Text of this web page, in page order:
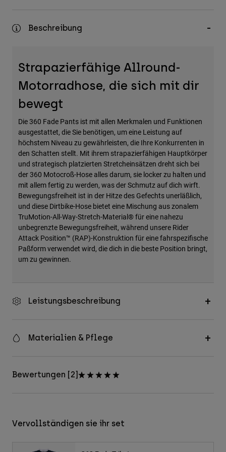
Alles in Accessoires
Hüte & Mützen
Alle anzeigen
Beschreibung
Strapazierfähige Allround-
Motorradhose, die sich mit dir
bewegt
Die 360 Fade Pants ist mit allen Merkmalen und Funktionen
ausgestattet, die Sie benötigen, um eine Leistung auf
höchstem Niveau zu gewährleisten, die Ihre Konkurrenten in
den Schatten stellt. Mit ihrem strapazierfähigen Hauptkörper
und strategisch platzierten Stretcheinsätzen dreht sich bei
der 360 Motocroß-Hose alles darum, sie locker zu halten und
mit allem fertig zu werden, was der Schmutz auf dich wirft.
Bewegungsfreiheit ist in der Hitze des Gefechts unerläßlich,
und diese Dirtbike-Hose bietet eine Mischung aus zonalem
TruMotion-All-Way-Stretch-Material® für eine nahezu
unbegrenzte Bewegungsfreiheit, während unsere Rider
Attack Position™ (RAP)-Konstruktion für eine fahrspezifische
Paßform verwendet wird, die dich in die beste Position bringt,
um zu gewinnen.
Leistungsbeschreibung
Materialien & Pflege
Bewertungen [2]
Vervollständigen sie ihr set